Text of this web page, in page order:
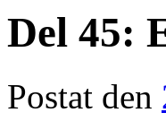
Del 45:
Postat den